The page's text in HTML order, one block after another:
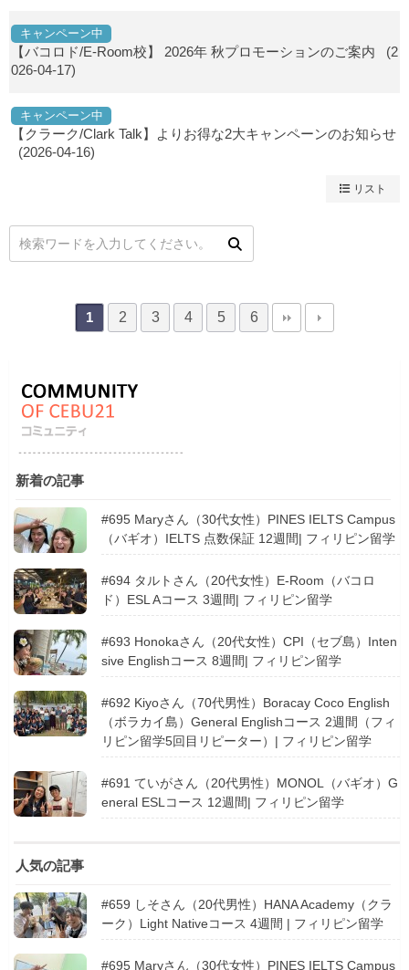
キャンペーン中
【バコロド/E-Room校】 2026年 秋プロモーションのご案内 (2
026-04-17)
キャンペーン中
【クラーク/Clark Talk】よりお得な2大キャンペーンのお知らせ
(2026-04-16)
リスト
1 2 3 4 5 6
新着の記事
#695 Maryさん（30代女性）PINES IELTS Campus
（バギオ）IELTS 点数保証 12週間| フィリピン留学
#694 タルトさん（20代女性）E-Room（バコロ
ド）ESL Aコース 3週間| フィリピン留学
#693 Honokaさん（20代女性）CPI（セブ島）Inten
sive Englishコース 8週間| フィリピン留学
#692 Kiyoさん（70代男性）Boracay Coco English
（ボラカイ島）General Englishコース 2週間（フィ
リピン留学5回目リピーター）| フィリピン留学
#691 ていがさん（20代男性）MONOL（バギオ）G
eneral ESLコース 12週間| フィリピン留学
人気の記事
#659 しそさん（20代男性）HANA Academy（クラ
ーク）Light Nativeコース 4週間 | フィリピン留学
#695 Maryさん（30代女性）PINES IELTS Campus